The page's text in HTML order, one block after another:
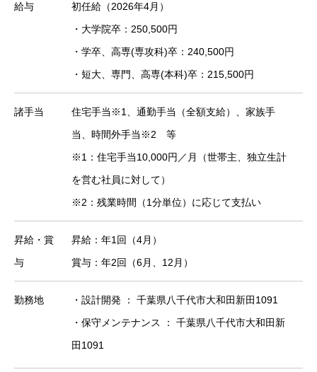
給与
初任給（2026年4月）
・大学院卒：250,500円
・学卒、高専(専攻科)卒：240,500円
・短大、専門、高専(本科)卒：215,500円
諸手当
住宅手当※1、通勤手当（全額支給）、家族手
当、時間外手当※2 等
※1：住宅手当10,000円／月（世帯主、独立生計
を営む社員に対して）
※2：残業時間（1分単位）に応じて支払い
昇給・賞
与
昇給：年1回（4月）
賞与：年2回（6月、12月）
勤務地
・設計開発 ： 千葉県八千代市大和田新田1091
・保守メンテナンス ： 千葉県八千代市大和田新
田1091